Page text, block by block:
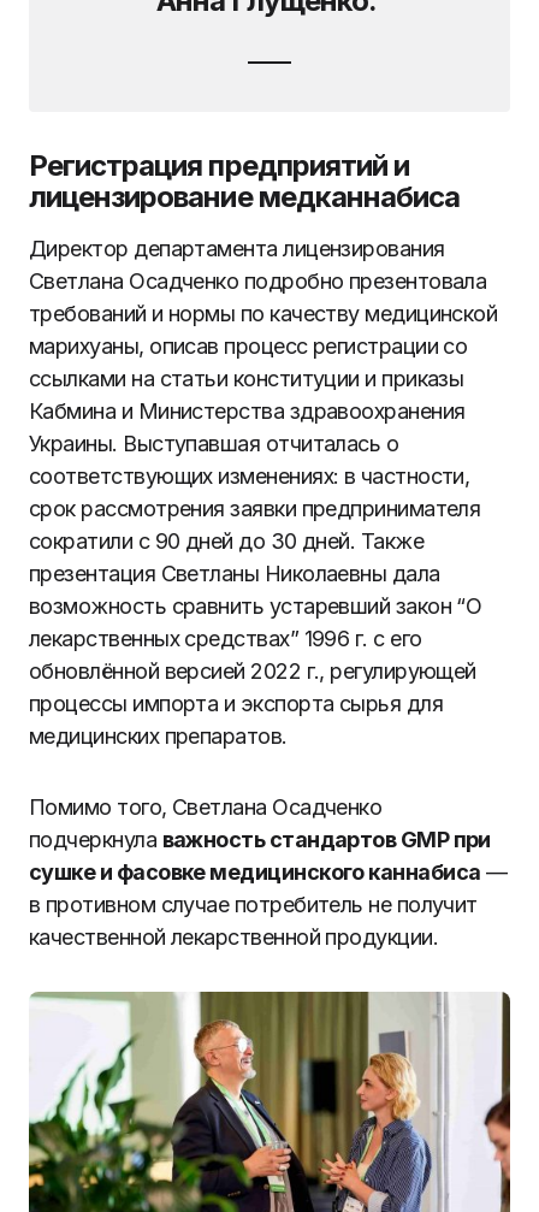
Регистрация предприятий и
лицензирование медканнабиса
Директор департамента лицензирования
Светлана Осадченко подробно презентовала
требований и нормы по качеству медицинской
марихуаны, описав процесс регистрации со
ссылками на статьи конституции и приказы
Кабмина и Министерства здравоохранения
Украины. Выступавшая отчиталась о
соответствующих изменениях: в частности,
срок рассмотрения заявки предпринимателя
сократили с 90 дней до 30 дней. Также
презентация Светланы Николаевны дала
возможность сравнить устаревший закон “О
лекарственных средствах” 1996 г. с его
обновлённой версией 2022 г., регулирующей
процессы импорта и экспорта сырья для
медицинских препаратов.
Помимо того, Светлана Осадченко
подчеркнула важность стандартов GMP при
сушке и фасовке медицинского каннабиса —
в противном случае потребитель не получит
качественной лекарственной продукции.